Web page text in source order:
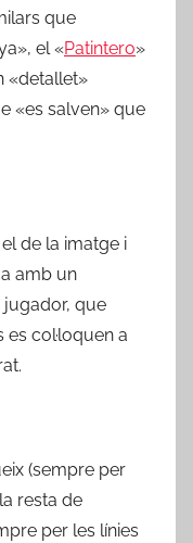
que
el «Patintero»
«detallet»
«es salven» que
de la imatge i
amb un
jugador, que
col·loquen a
(sempre per
resta de
per les línies